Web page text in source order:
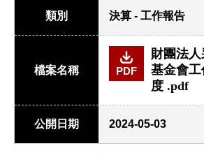
類別 決算 - 工作報告
檔案名稱 PDF
財團法
基金會工
度 .pdf
公開日期 2024-05-03